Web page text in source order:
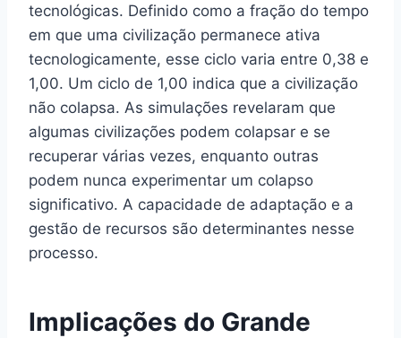
tecnológicas. Definido como a fração do tempo
em que uma civilização permanece ativa
tecnologicamente, esse ciclo varia entre 0,38 e
1,00. Um ciclo de 1,00 indica que a civilização
não colapsa. As simulações revelaram que
algumas civilizações podem colapsar e se
recuperar várias vezes, enquanto outras
podem nunca experimentar um colapso
significativo. A capacidade de adaptação e a
gestão de recursos são determinantes nesse
processo.
Implicações do Grande